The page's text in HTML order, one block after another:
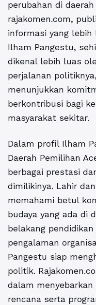
perubahan di
rajakomen.com,
informasi yang lebih
Ilham Pangestu,
dikenal lebih luas
perjalanan
menunjukkan
berkontribusi bagi
masyarakat sekitar.
Dalam profil Ilham
Daerah Pemilihan
berbagai prestasi
dimilikinya. Lahir
memahami betul
budaya yang ada di
belakang
pengalaman
Pangestu siap
politik.
dalam
rencana serta